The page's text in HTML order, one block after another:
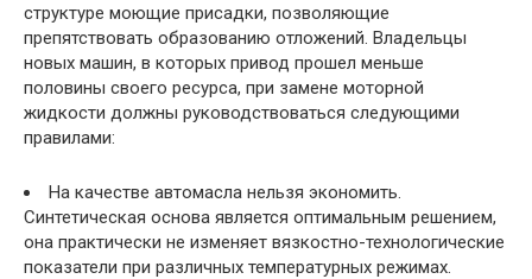
структуре моющие присадки, позволяющие
препятствовать образованию отложений. Владельцы
новых машин, в которых привод прошел меньше
половины своего ресурса, при замене моторной
жидкости должны руководствоваться следующими
правилами:
На качестве автомасла нельзя экономить.
Синтетическая основа является оптимальным решением,
она практически не изменяет вязкостно-технологические
показатели при различных температурных режимах.